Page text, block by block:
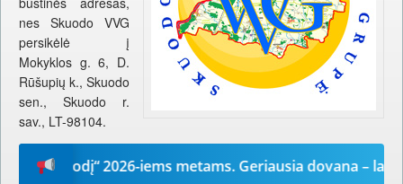
nes Skuodo VVG
persikėlė į
Mokyklos g. 6, D.
Rūšupių k., Skuodo
sen., Skuodo r.
sav., LT-98104.
žodį“ 2026-iems metams. Geriausia dovana –